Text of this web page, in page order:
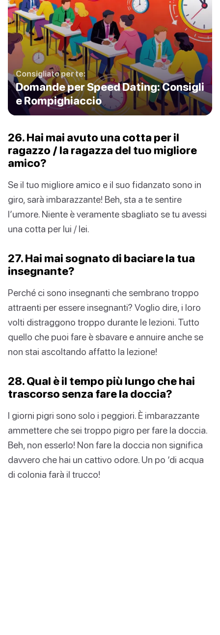
Consigliato per te:
Domande per Speed Dating: Consigli
e Rompighiaccio
26. Hai mai avuto una cotta per il
ragazzo / la ragazza del tuo migliore
amico?
Se il tuo migliore amico e il suo fidanzato sono in
giro, sarà imbarazzante! Beh, sta a te sentire
l’umore. Niente è veramente sbagliato se tu avessi
una cotta per lui / lei.
27. Hai mai sognato di baciare la tua
insegnante?
Perché ci sono insegnanti che sembrano troppo
attraenti per essere insegnanti? Voglio dire, i loro
volti distraggono troppo durante le lezioni. Tutto
quello che puoi fare è sbavare e annuire anche se
non stai ascoltando affatto la lezione!
28. Qual è il tempo più lungo che hai
trascorso senza fare la doccia?
I giorni pigri sono solo i peggiori. È imbarazzante
ammettere che sei troppo pigro per fare la doccia.
Beh, non esserlo! Non fare la doccia non significa
davvero che hai un cattivo odore. Un po ‘di acqua
di colonia farà il trucco!